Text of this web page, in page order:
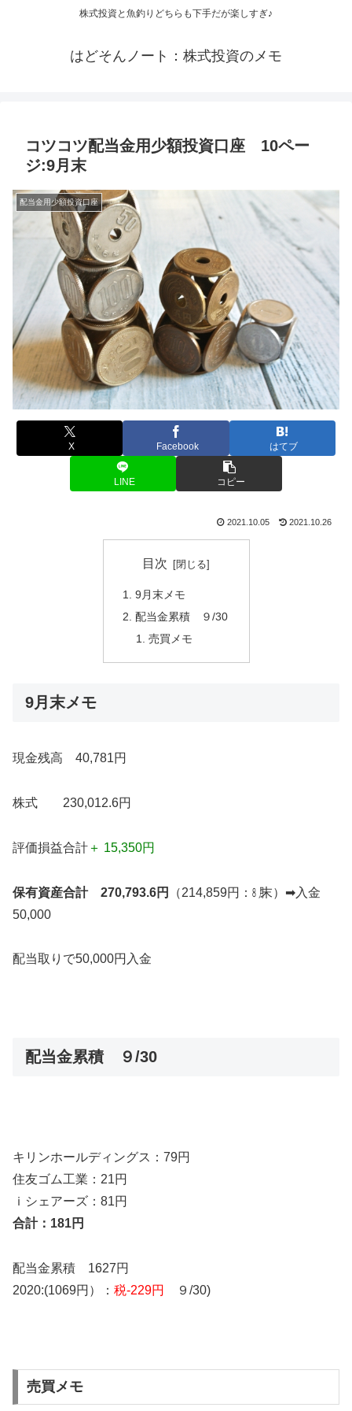
株式投資と魚釣りどちらも下手だが楽しすぎ♪
はどそんノート：株式投資のメモ
コツコツ配当金用少額投資口座 10ペー
ジ:9月末
配当金用少額投資口座
X Facebook はてブ
LINE コピー
2021.10.05 2021.10.26
目次
9月末メモ
配当金累積 ９/30
売買メモ
9月末メモ
現金残高 40,781円
株式 230,012.6円
評価損益合計＋ 15,350円
保有資産合計 270,793.6円
（214,859円：㋇末）➡入金
50,000
配当取りで50,000円入金
配当金累積 ９/30
キリンホールディングス：79円
住友ゴム工業：21円
ｉシェアーズ：81円
合計：181円
配当金累積 1627円
2020:(1069円）： 税-229円 ９/30)
売買メモ